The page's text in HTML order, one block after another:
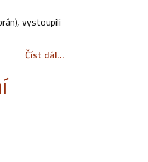
vystoupili
Číst dál...